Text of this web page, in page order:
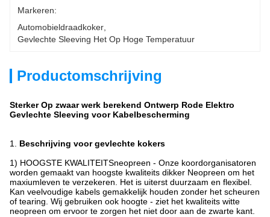
Markeren:
Automobieldraadkoker
Gevlechte Sleeving Het Op Hoge Temperatuur
Productomschrijving
Sterker Op zwaar werk berekend Ontwerp Rode Elektro
Gevlechte Sleeving voor Kabelbescherming
1. Beschrijving voor gevlechte kokers
1) HOOGSTE KWALITEITSneopreen - Onze koordorganisatoren
worden gemaakt van hoogste kwaliteits dikker Neopreen om het
maxiumleven te verzekeren. Het is uiterst duurzaam en flexibel.
Kan veelvoudige kabels gemakkelijk houden zonder het scheuren
of tearing. Wij gebruiken ook hoogte - ziet het kwaliteits witte
neopreen om ervoor te zorgen het niet door aan de zwarte kant.